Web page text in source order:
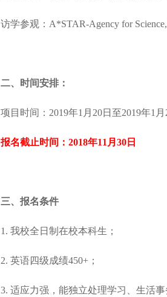
访学参观：A*STAR-Agency for Science,
二、时间安排：
项目时间：2019年1月20日至2019年1月
报名截止时间：2018年11月30日
三、报名条件
1. 我校全日制在校本科生；
2. 英语四级成绩450+；
3. 适应力强，能独立处理学习、生活事